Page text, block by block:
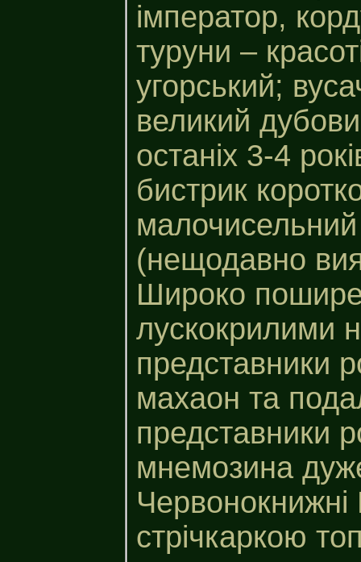
імператор,
туруни –
угорський;
великий
останіх 3-4
бистрик
малочисельний
(нещодавно
Широко
лускокрилими
представники
махаон та
представники
мнемозина
Червонокнижні
стрічкаркою